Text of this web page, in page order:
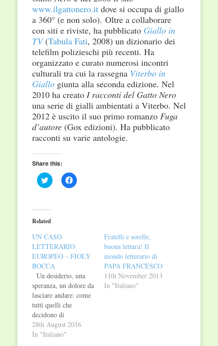
www.ilgattonero.itdove si occupa di giallo
a 360° (e non solo). Oltre a collaborare
con siti e riviste, ha pubblicato Giallo in
TV (Tabula Fati, 2008) un dizionario dei
telefilm polizieschi più recenti. Ha
organizzato e curato numerosi incontri
culturali tra cui la rassegna Viterbo in
Giallogiunta alla seconda edizione. Nel
2010 ha creato I racconti del Gatto Nero
una serie di gialli ambientati a Viterbo. Nel
2012 è uscito il suo primo romanzo Fuga
d’autore(Gox edizioni). Ha pubblicato
racconti su varie antologie.
Share this:
Click
to
(Opens
in
new
Click
to
Related
UN CASO
LETTERARIO
EUROPEO – FIOLY
BOCCA
Un desiderio, una
speranza, un dolore da
lasciare andare: come
tutti quelli che
decidono di
intraprendere il
Cammino di Santiago,
28th August 2016
In "Italiano"
Fratelli e sorelle,
buona lettura! Il
mondo letterario di
PAPA FRANCESCO
11th November 2013
In "Italiano"